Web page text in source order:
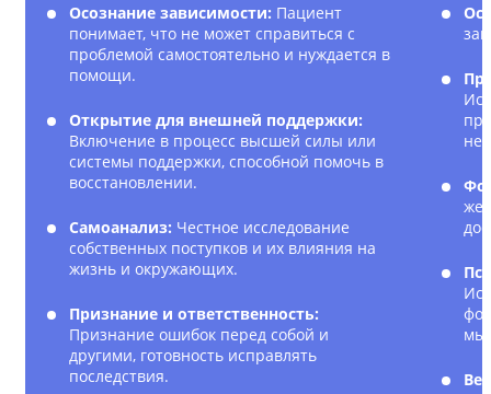
Осознание зависимости: Пациент
понимает, что не может справиться с
проблемой самостоятельно и нуждается в
помощи.
Открытие для внешней поддержки:
Включение в процесс высшей силы или
системы поддержки, способной помочь в
восстановлении.
Самоанализ: Честное исследование
собственных поступков и их влияния на
жизнь и окружающих.
Признание и ответственность:
Признание ошибок перед собой и
другими, готовность исправлять
последствия.